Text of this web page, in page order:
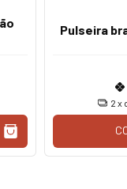
Pulseira
2 x